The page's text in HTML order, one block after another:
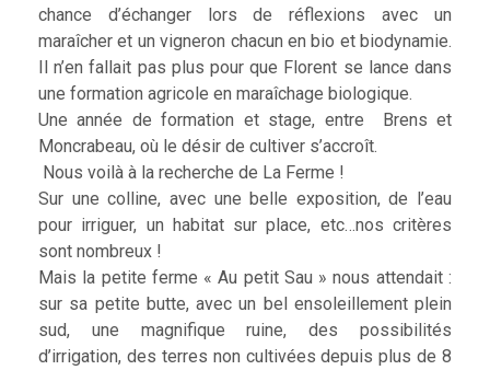
chance d’échanger lors de réflexions avec un
maraîcher et un vigneron chacun en bio et biodynamie.
Il n’en fallait pas plus pour que Florent se lance dans
une formation agricole en maraîchage biologique.
Une année de formation et stage, entre Brens et
Moncrabeau, où le désir de cultiver s’accroît.
Nous voilà à la recherche de La Ferme !
Sur une colline, avec une belle exposition, de l’eau
pour irriguer, un habitat sur place, etc…nos critères
sont nombreux !
Mais la petite ferme « Au petit Sau » nous attendait :
sur sa petite butte, avec un bel ensoleillement plein
sud, une magnifique ruine, des possibilités
d’irrigation, des terres non cultivées depuis plus de 8